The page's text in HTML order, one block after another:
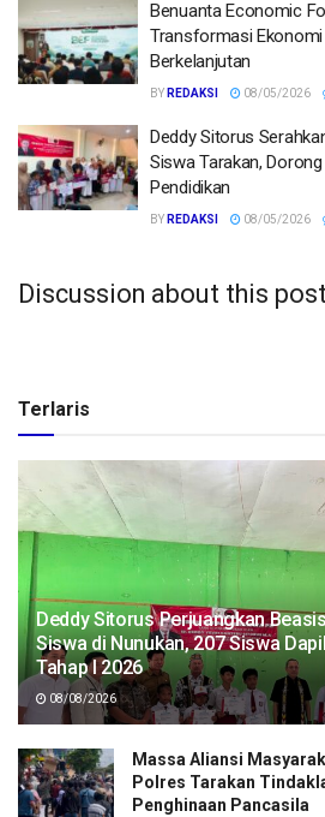
Benuanta Economic
Transformasi
Berkelanjutan
BY REDAKSI 08/05/2026
Deddy Sitorus
Siswa Tarakan,
Pendidikan
BY REDAKSI 08/05/2026
Discussion about this post
Terlaris
Deddy Sitorus Perjuangkan
Siswa di Nunukan, 207 Siswa
Tahap I 2026
08/08/2026
Massa Aliansi
Polres Tarakan
Penghinaan Pancasila